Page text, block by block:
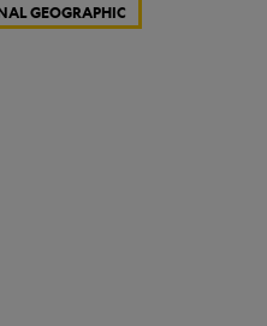
GEOGRAPHIC